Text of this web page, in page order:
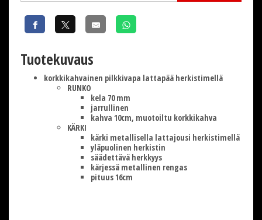
Tuotekuvaus
korkkikahvainen pilkkivapa lattapää herkistimellä
RUNKO
kela 70 mm
jarrullinen
kahva 10cm, muotoiltu korkkikahva
KÄRKI
kärki metallisella lattajousi herkistimellä
yläpuolinen herkistin
säädettävä herkkyys
kärjessä metallinen rengas
pituus 16cm